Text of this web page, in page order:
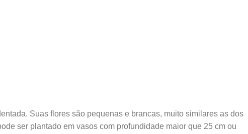
Suas flores são pequenas e brancas, muito similares as dos
ser plantado em vasos com profundidade maior que 25 cm ou